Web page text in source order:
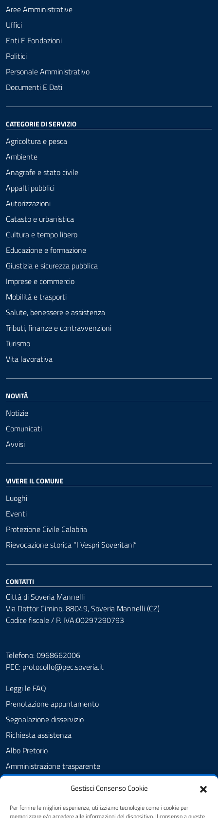
Gestisci Consenso Cookie
Per fornire le migliori esperienze, utilizziamo tecnologie come i cookie per
Aree Amministrative
Uffici
Enti E Fondazioni
Politici
Personale Amministrativo
Documenti E Dati
CATEGORIE DI SERVIZIO
Agricoltura e pesca
Ambiente
Anagrafe e stato civile
Appalti pubblici
Autorizzazioni
Catasto e urbanistica
Cultura e tempo libero
Educazione e formazione
Giustizia e sicurezza pubblica
Imprese e commercio
Mobilità e trasporti
Salute, benessere e assistenza
Tributi, finanze e contravvenzioni
Turismo
Vita lavorativa
NOVITÀ
Notizie
Comunicati
Avvisi
VIVERE IL COMUNE
Luoghi
Eventi
Protezione Civile Calabria
Rievocazione storica “I Vespri Soveritani”
CONTATTI
Città di Soveria Mannelli
Via Dottor Cimino, 88049, Soveria Mannelli (CZ)
Codice fiscale / P. IVA:00297290793
Telefono: 0968662006
PEC: protocollo@pec.soveria.it
Leggi le FAQ
Prenotazione appuntamento
Segnalazione disservizio
Richiesta assistenza
Albo Pretorio
Amministrazione trasparente
Dichiarazione di accessibilità